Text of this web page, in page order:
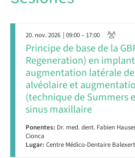
20. nov. 2026 | 09:00 – 17:00
Principe de base de la
Regeneration) en
augmentation latérale
alvéolaire et
(technique de Summers
sinus maxillaire
Ponentes: Dr. med. dent. Fabien
Cionca
Lugar: Centre Médico-Dentaire